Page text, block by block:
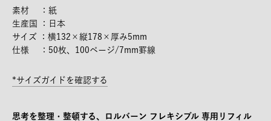
素材 ：紙
生産国 ：日本
サイズ ：横132×縦178×厚み5mm
仕様 ：50枚、100ページ/7mm罫線
*サイズガイドを確認する
思考を整理・整頓する、ロルバーン フレキシブル 専用リフィル